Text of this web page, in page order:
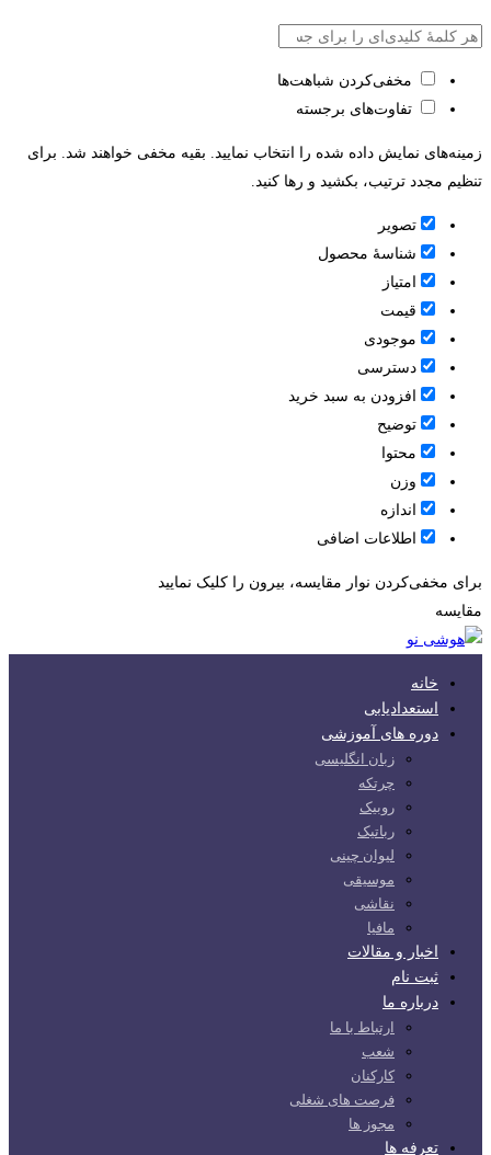
مخفی‌کردن شباهت‌ها
تفاوت‌های برجسته
زمینه‌های نمایش داده شده را انتخاب نمایید. بقیه مخفی خواهند شد. برای
تنظیم مجدد ترتیب، بکشید و رها کنید.
تصویر
شناسۀ محصول
امتیاز
قيمت
موجودی
دسترسی
افزودن به سبد خرید
توضیح
محتوا
وزن
اندازه
اطلاعات اضافی
برای مخفی‌کردن نوار مقایسه، بیرون را کلیک نمایید
مقایسه
خانه
استعدادیابی
دوره های آموزشی
زبان انگلیسی
چرتکه
روبیک
رباتیک
لیوان چینی
موسیقی
نقاشی
مافیا
اخبار و مقالات
ثبت نام
درباره ما
ارتباط با ما
شعب
کارکنان
فرصت های شغلی
مجوز ها
تعرفه ها